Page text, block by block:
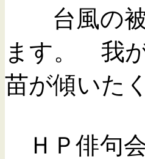
台風の被
ます。 我
苗が傾いた
ＨＰ俳句